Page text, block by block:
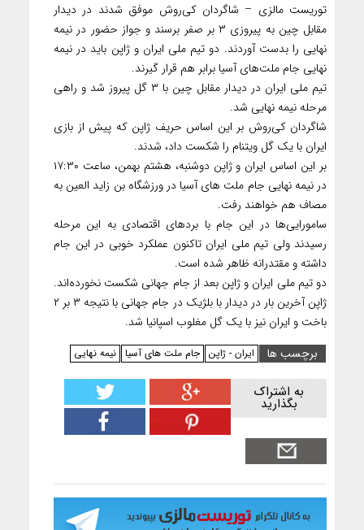
توریست مالزی – شاگردان کی‌روش موفق شدند در دیدار
مقابل چین به پیروزی ۳ بر صفر برسند و جواز حضور در نیمه
نهایی را بدست آوردند. دو تیم ملی ایران و ژاپن باید در نیمه
نهایی جام ملت‌های آسیا برابر هم قرار گیرند.
تیم ملی ایران در دیدار مقابل چین با ۳ گل پیروز شد و راهی
مرحله نیمه نهایی شد.
شاگردان کی‌روش بر این اساس حریف ژاپن که پیش از بازی
ایران با یک گل ویتنام را شکست داد، شدند.
بر این اساس ایران و ژاپن دوشنبه، هشتم بهمن، ساعت ۱۷:۳۰
در نیمه نهایی جام ملت های آسیا در ورزشگاه بن زاید العین به
مصاف هم خواهند رفت.
سامورایی‌ها در این جام با بردهای اقتصادی به این مرحله
رسیدند ولی تیم ملی ایران تاکنون عملکرد خوبی در این جام
داشته و مقتدرانه ظاهر شده است.
دو تیم ملی ایران و ژاپن بعد از جام جهانی شکست نخورده‌اند.
ژاپن آخرین بار در دیدار با بلژیک در جام جهانی با نتیجه ۳ بر ۲
باخت و ایران نیز با یک گل مغلوب اسپانیا شد.
برچسب ها
ایران - ژاپن جام ملت های آسیا نیمه نهایی
به اشتراک
بگذارید